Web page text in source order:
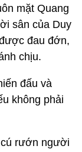
mặt Quang
sân của Duy
đau đớn,
chịu.
đấu và
không phải
rướn người